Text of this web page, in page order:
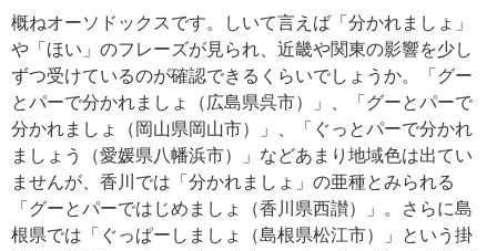
概ねオーソドックスです。しいて言えば「分かれましょ」
や「ほい」のフレーズが見られ、近畿や関東の影響を少し
ずつ受けているのが確認できるくらいでしょうか。「グー
とパーで分かれましょ（広島県呉市）」、「グーとパーで
分かれましょ（岡山県岡山市）」、「ぐっとパーで分かれ
ましょう（愛媛県八幡浜市）」などあまり地域色は出てい
ませんが、香川では「分かれましょ」の亜種とみられる
「グーとパーではじめましょ（香川県西讃）」。さらに島
根県では「ぐっぱーしましょ（島根県松江市）」という掛